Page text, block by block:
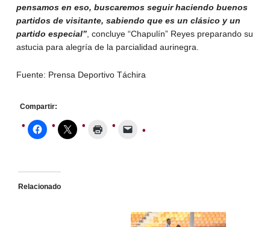
pensamos en eso, buscaremos seguir haciendo buenos
partidos de visitante, sabiendo que es un clásico y un
partido especial”, concluye “Chapulín” Reyes preparando su
astucia para alegría de la parcialidad aurinegra.
Fuente: Prensa Deportivo Táchira
Compartir:
Relacionado